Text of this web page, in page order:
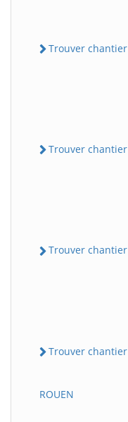
Trouver
Trouver chantier
Trouver
Trouver chantier
ROUEN